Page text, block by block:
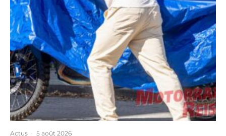
Actus · 5 août 2026